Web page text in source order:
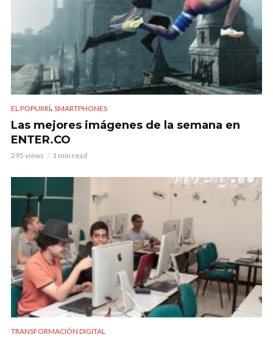
EL POPURRÍ, SMARTPHONES
Las mejores imágenes de la semana en
ENTER.CO
295 views 1 min read
TRANSFORMACIÓN DIGITAL